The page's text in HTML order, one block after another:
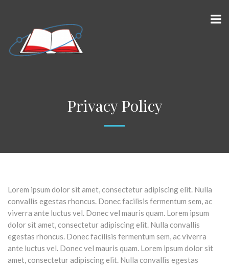
Privacy Policy
Lorem ipsum dolor sit amet, consectetur adipiscing elit. Nulla
convallis egestas rhoncus. Donec facilisis fermentum sem, ac
viverra ante luctus vel. Donec vel mauris quam. Lorem ipsum
dolor sit amet, consectetur adipiscing elit. Nulla convallis
egestas rhoncus. Donec facilisis fermentum sem, ac viverra
ante luctus vel. Donec vel mauris quam. Lorem ipsum dolor sit
amet, consectetur adipiscing elit. Nulla convallis egestas